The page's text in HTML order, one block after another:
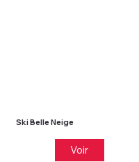
Ski Belle Neige
Voir